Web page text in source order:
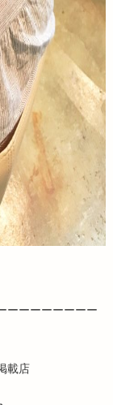
ーーーーーーーー
載店